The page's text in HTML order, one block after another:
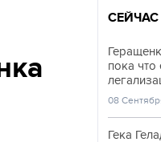
пока что
08
Гека